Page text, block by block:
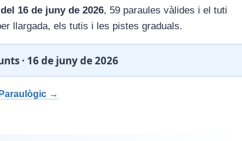
16 de juny de 2026, 59 paraules vàlides i el tuti
llargada, els tutis i les pistes graduals.
· 16 de juny de 2026
→